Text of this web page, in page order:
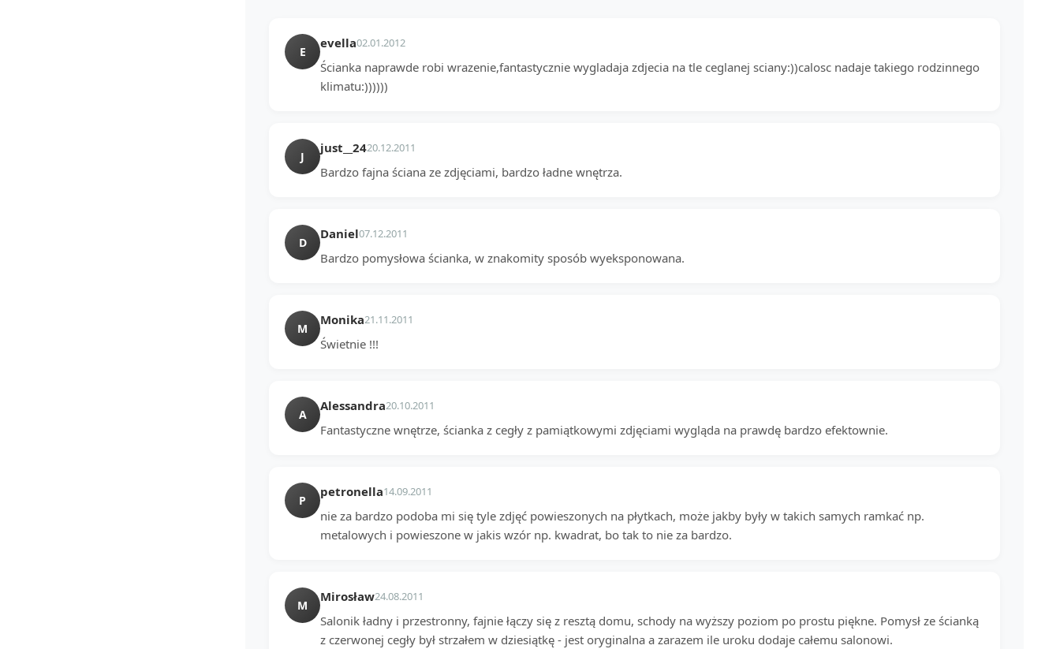
E
evella02.01.2012
Ścianka naprawde robi wrazenie,fantastycznie wygladaja zdjecia na tle ceglanej sciany:))calosc nadaje takiego rodzinnego
klimatu:))))))
J
just__2420.12.2011
Bardzo fajna ściana ze zdjęciami, bardzo ładne wnętrza.
D
Daniel07.12.2011
Bardzo pomysłowa ścianka, w znakomity sposób wyeksponowana.
M
Monika21.11.2011
Świetnie !!!
A
Alessandra20.10.2011
Fantastyczne wnętrze, ścianka z cegły z pamiątkowymi zdjęciami wygląda na prawdę bardzo efektownie.
P
petronella14.09.2011
nie za bardzo podoba mi się tyle zdjęć powieszonych na płytkach, może jakby były w takich samych ramkać np.
metalowych i powieszone w jakis wzór np. kwadrat, bo tak to nie za bardzo.
M
Mirosław24.08.2011
Salonik ładny i przestronny, fajnie łączy się z resztą domu, schody na wyższy poziom po prostu piękne. Pomysł ze ścianką
z czerwonej cegły był strzałem w dziesiątkę - jest oryginalna a zarazem ile uroku dodaje całemu salonowi.